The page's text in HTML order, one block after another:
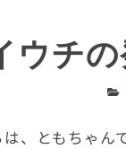
ウチの
、ともちゃん